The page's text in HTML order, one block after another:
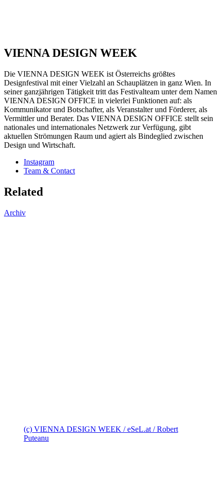
VIENNA DESIGN WEEK
Die VIENNA DESIGN WEEK ist Österreichs größtes
Designfestival mit einer Vielzahl an Schauplätzen in ganz Wien. In
seiner ganzjährigen Tätigkeit tritt das Festivalteam unter dem Namen
VIENNA DESIGN OFFICE in vielerlei Funktionen auf: als
Kommunikator und Botschafter, als Veranstalter und Förderer, als
Vermittler und Berater. Das VIENNA DESIGN OFFICE stellt sein
nationales und internationales Netzwerk zur Verfügung, gibt
aktuellen Strömungen Raum und agiert als Bindeglied zwischen
Design und Wirtschaft.
Instagram
Team & Contact
Related
Archiv
(c) VIENNA DESIGN WEEK / eSeL.at / Robert
Puteanu